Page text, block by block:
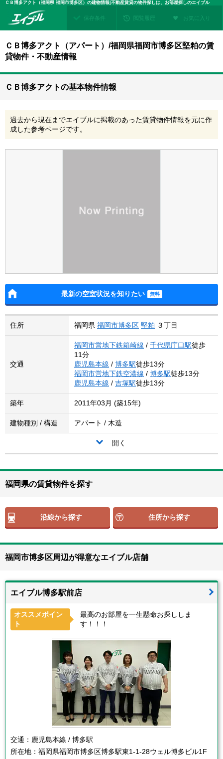
ＣＢ博多アクト（福岡県 福岡市博多区）の建物情報|不動産賃貸の物件探しは、お部屋探しのエイブル
保存条件 閲覧履歴 お気に入り
ＣＢ博多アクト（アパート）/福岡県福岡市博多区堅粕の賃
貸物件・不動産情報
ＣＢ博多アクトの基本物件情報
過去から現在までエイブルに掲載のあった賃貸物件情報を元に作
成した参考ページです。
最新の空室状況を知りたい
住所 福岡県 福岡市博多区 堅粕 ３丁目
交通
福岡市営地下鉄箱崎線 / 千代県庁口駅徒歩
11分
鹿児島本線 / 博多駅徒歩13分
福岡市営地下鉄空港線 / 博多駅徒歩13分
鹿児島本線 / 吉塚駅徒歩13分
築年 2011年03月 (築15年)
建物種別 / 構造 アパート / 木造
開く
福岡県の賃貸物件を探す
沿線から探す 住所から探す
福岡市博多区周辺が得意なエイブル店舗
エイブル博多駅前店
オススメポイン
ト
最高のお部屋を一生懸命お探ししま
す！！！
交通： 鹿児島本線 / 博多駅
所在地： 福岡県福岡市博多区博多駅東1-1-28ウェル博多ビル1F